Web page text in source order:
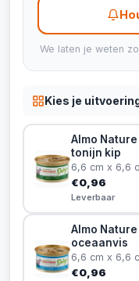
We laten je weten
Kies je
Almo
tonijn kip
6,6 cm x 6,6
€0,96
Leverbaar
Almo
oceaanvis
6,6 cm x 6,6
€0,96